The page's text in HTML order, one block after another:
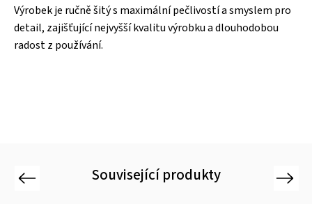
Výrobek je ručně šitý s maximální pečlivostí a smyslem pro
detail, zajišťující nejvyšší kvalitu výrobku a dlouhodobou
radost z používání.
Související produkty
Previous Next